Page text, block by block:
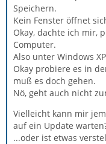
Speichern.
Kein Fenster öffnet
Okay, dachte ich mir,
Computer.
Also unter Windows
Okay probiere es in
muß es doch gehen.
Nö, geht auch nicht
Vielleicht kann mir
auf ein Update
...oder ist etwas